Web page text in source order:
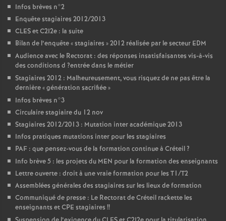
Infos brèves n°2
Enquête stagiaires 2012/2013
CLESet C2I2e : la suite
Bilan de l’enquête «stagiaires » 2012 réalisée par le secteur EDM
Audience avec le Rectorat : des réponses insatisfaisantes vis-à-vis
des conditions d ?entrée dans le métier
Stagiaires 2012 : Malheureusement, vous risquez de ne pas être la
dernière «génération sacrifiée»
Infos brèves n°3
Circulaire stagiaire du 12 nov
Stagiaires 2012/2013 : Mutation inter académique 2013
Infos pratiques mutations inter pour les stagiaires
PAF : que pensez-vous de la formation continue à Créteil?
Info brève 5 : les projets du MEN pour la formation des enseignants
Lettre ouverte : droit à une vraie formation pour les T1/T2
Assemblées générales des stagiaires sur les lieux de formation
Communiqué de presse : Le Rectorat de Créteil rackette les
enseignants etCPE stagiaires !!